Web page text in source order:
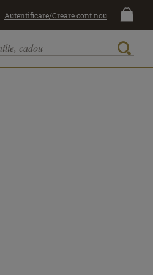
Autentificare/Creare cont nou